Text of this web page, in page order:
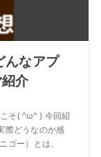
んなアプ
介
そ( ^ω^ ) 今回紹
際どうなのか感
ゴー）とは、